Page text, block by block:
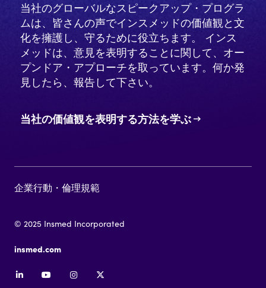
当社のグローバルなスピークアップ・プログラ
ムは、皆さんの声でインスメッドの価値観と文
化を擁護し、守るために役立ちます。 インス
メッドは、意見を表明することに関して、オー
プンドア・アプローチを取っています。何か発
見したら、報告して下さい。
当社の価値観を表明する方法を学ぶ
企業行動・倫理規範
© 2025 Insmed Incorporated
insmed.com